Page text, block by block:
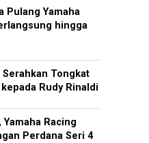
Pulang Yamaha
hingga
Serahkan Tongkat
Rudy Rinaldi
Racing
Perdana Seri 4